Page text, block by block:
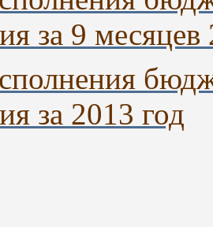
за 9 месяцев
за 2013 год